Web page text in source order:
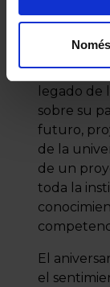
legado de
sobre su
futuro,
de la
de un
toda la
El
el